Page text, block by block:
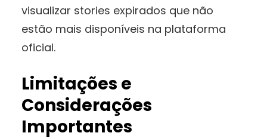
visualizar stories expirados que não
estão mais disponíveis na plataforma
oficial.
Limitações e
Considerações
Importantes